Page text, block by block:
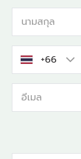
นามสกุล
อีเมล